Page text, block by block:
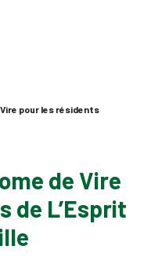
Vire pour les résidents
de Vire
de L’Esprit